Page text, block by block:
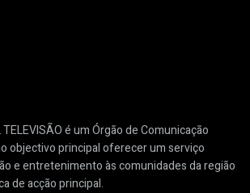
é um Órgão de Comunicação
objectivo principal oferecer um serviço
e entretenimento às comunidades da região
de acção principal.